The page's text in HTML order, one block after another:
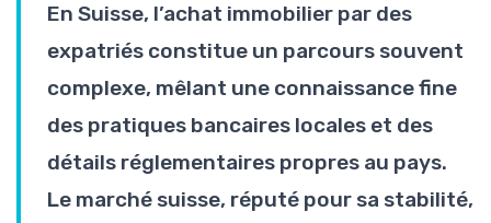
En Suisse, l’achat immobilier par des
expatriés constitue un parcours souvent
complexe, mêlant une connaissance fine
des pratiques bancaires locales et des
détails réglementaires propres au pays.
Le marché suisse, réputé pour sa stabilité,